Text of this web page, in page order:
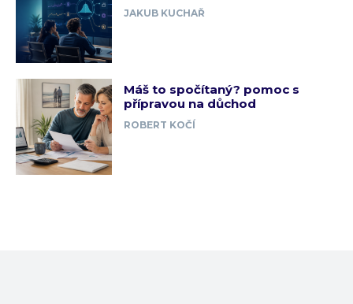
JAKUB KUCHAŘ
Máš to spočítaný? pomoc s
přípravou na důchod
ROBERT KOČÍ